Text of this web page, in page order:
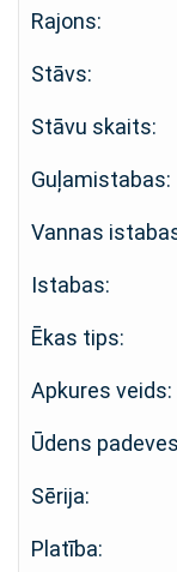
Rajons:
Stāvs:
Stāvu skaits:
Guļamistabas:
Vannas
Istabas:
Ēkas tips:
Apkures veids:
Ūdens
Sērija:
Platība: